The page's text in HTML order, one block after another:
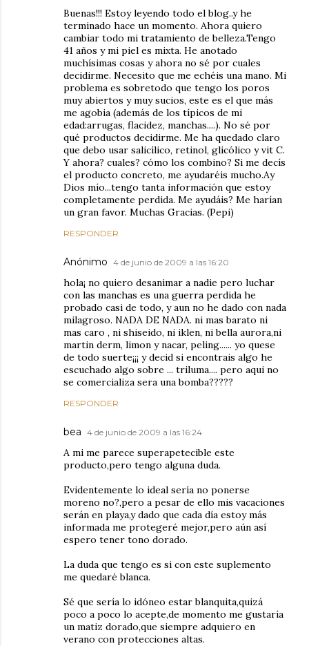
Buenas!!! Estoy leyendo todo el blog..y he
terminado hace un momento. Ahora quiero
cambiar todo mi tratamiento de belleza.Tengo
41 años y mi piel es mixta. He anotado
muchísimas cosas y ahora no sé por cuales
decidirme. Necesito que me echéis una mano. Mi
problema es sobretodo que tengo los poros
muy abiertos y muy sucios, este es el que más
me agobia (además de los típicos de mi
edad:arrugas, flacidez, manchas....). No sé por
qué productos decidirme. Me ha quedado claro
que debo usar salicílico, retinol, glicólico y vit C.
Y ahora? cuales? cómo los combino? Si me decís
el producto concreto, me ayudaréis mucho.Ay
Dios mío...tengo tanta información que estoy
completamente perdida. Me ayudáis? Me harían
un gran favor. Muchas Gracias. (Pepi)
RESPONDER
Anónimo 4 de junio de 2009 a las 16:20
hola¡ no quiero desanimar a nadie pero luchar
con las manchas es una guerra perdida he
probado casi de todo, y aun no he dado con nada
milagroso. NADA DE NADA. ni mas barato ni
mas caro , ni shiseido, ni iklen, ni bella aurora,ni
martin derm, limon y nacar, peling...... yo quese
de todo suerte¡¡¡ y decid si encontrais algo he
escuchado algo sobre ... triluma.... pero aqui no
se comercializa sera una bomba?????
RESPONDER
bea 4 de junio de 2009 a las 16:24
A mi me parece superapetecible este
producto,pero tengo alguna duda.
Evidentemente lo ideal sería no ponerse
moreno no?,pero a pesar de ello mis vacaciones
serán en playa,y dado que cada día estoy más
informada me protegeré mejor,pero aún así
espero tener tono dorado.
La duda que tengo es si con este suplemento
me quedaré blanca.
Sé que sería lo idóneo estar blanquita,quizá
poco a poco lo acepte,de momento me gustaría
un matiz dorado,que siempre adquiero en
verano con protecciones altas.